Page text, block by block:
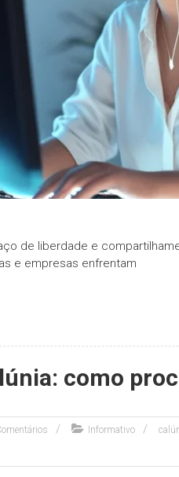
de liberdade e
e empresas enfrentam
como
Informativo